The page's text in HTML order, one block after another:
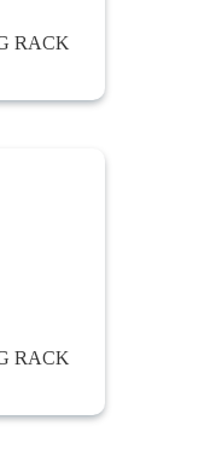
RACK
RACK